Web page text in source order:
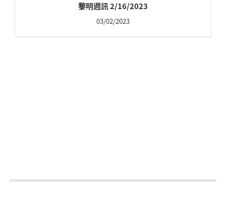
黎明週訊 2/16/2023
03/02/2023